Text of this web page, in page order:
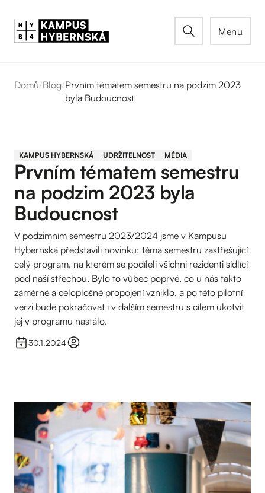
Menu
Domů/Blog/Prvním tématem semestru na podzim 2023
byla Budoucnost
KAMPUS HYBERNSKÁ UDRŽITELNOST MÉDIA
Prvním tématem semestru
na podzim 2023 byla
Budoucnost
V podzimním semestru 2023/2024 jsme v Kampusu
Hybernská představili novinku: téma semestru zastřešující
celý program, na kterém se podíleli všichni rezidenti sídlící
pod naší střechou. Bylo to vůbec poprvé, co u nás takto
záměrné a celoplošné propojení vzniklo, a po této pilotní
verzi bude pokračovat i v dalším semestru s cílem ukotvit
jej v programu nastálo.
30.1.2024